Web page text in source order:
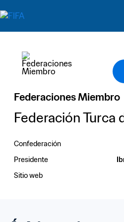
Federaciones Miembro
Federación Turca
Confederación
Presidente
Sitio web